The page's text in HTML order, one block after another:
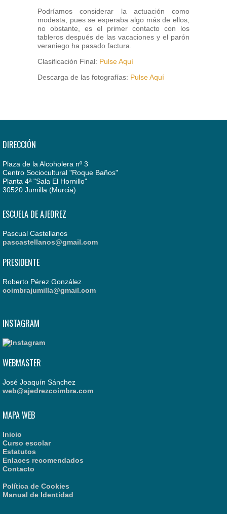
Podríamos considerar la actuación como
modesta, pues se esperaba algo más de ellos,
no obstante, es el primer contacto con los
tableros después de las vacaciones y el parón
veraniego ha pasado factura.
Clasificación Final: Pulse Aquí
Descarga de las fotografías: Pulse Aquí
DIRECCIÓN
Plaza de la Alcoholera nº 3
Centro Sociocultural "Roque Baños"
Planta 4ª "Sala El Hornillo"
30520 Jumilla (Murcia)
ESCUELA DE AJEDREZ
Pascual Castellanos
pascastellanos@gmail.com
PRESIDENTE
Roberto Pérez González
coimbrajumilla@gmail.com
INSTAGRAM
WEBMASTER
José Joaquín Sánchez
web@ajedrezcoimbra.com
MAPA WEB
Inicio
Curso escolar
Estatutos
Enlaces recomendados
Contacto
Política de Cookies
Manual de Identidad